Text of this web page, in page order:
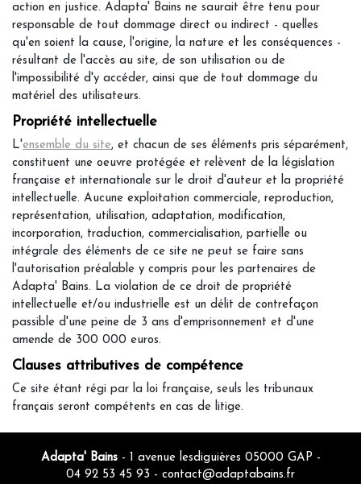
action en justice. Adapta' Bains ne saurait être tenu pour
responsable de tout dommage direct ou indirect - quelles
qu'en soient la cause, l'origine, la nature et les conséquences -
résultant de l'accès au site, de son utilisation ou de
l'impossibilité d'y accéder, ainsi que de tout dommage du
matériel des utilisateurs.
Propriété intellectuelle
L'ensemble du site, et chacun de ses éléments pris séparément,
constituent une oeuvre protégée et relèvent de la législation
française et internationale sur le droit d'auteur et la propriété
intellectuelle. Aucune exploitation commerciale, reproduction,
représentation, utilisation, adaptation, modification,
incorporation, traduction, commercialisation, partielle ou
intégrale des éléments de ce site ne peut se faire sans
l'autorisation préalable y compris pour les partenaires de
Adapta' Bains. La violation de ce droit de propriété
intellectuelle et/ou industrielle est un délit de contrefaçon
passible d'une peine de 3 ans d'emprisonnement et d'une
amende de 300 000 euros.
Clauses attributives de compétence
Ce site étant régi par la loi française, seuls les tribunaux
français seront compétents en cas de litige.
Adapta' Bains- 1 avenue lesdiguières 05000 GAP -
04 92 53 45 93 - contact@adaptabains.fr